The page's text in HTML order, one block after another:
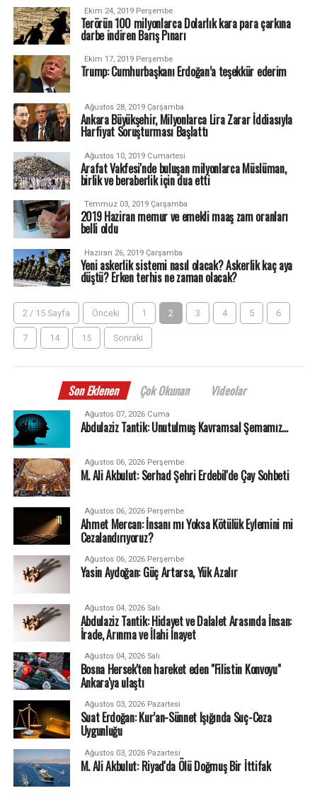
Ekim 24, 2019 Perşembe
Terörün 100 milyonlarca Dolarlık kara para çarkına
darbe indiren Barış Pınarı
Ekim 17, 2019 Perşembe
Trump: Cumhurbaşkanı Erdoğan’a teşekkür ederim
Ağustos 28, 2019 Çarşamba
Ankara Büyükşehir, Milyonlarca Lira Zarar İddiasıyla
Harfiyat Soruşturması Başlattı
Ağustos 10, 2019 Cumartesi
Arafat Vakfesi'nde buluşan milyonlarca Müslüman,
birlik ve beraberlik için dua etti
Temmuz 03, 2019 Çarşamba
2019 Haziran memur ve emekli maaş zam oranları
belli oldu
Haziran 26, 2019 Çarşamba
Yeni askerlik sistemi nasıl olacak? Askerlik kaç aya
düştü? Erken terhis ne zaman olacak?
2 / 15 Sayfa Önceki 1 2 3 4 5 6
7 14 15 Sonraki
Son Eklenen Çok Okunan Videolar
Ağustos 07, 2026 Cuma
Abdulaziz Tantik: Unutulmuş Kavramsal Şemamız…
Ağustos 06, 2026 Perşembe
M. Ali Akbulut: Serhad Şehri Erdebil'de Çay Sohbeti
Ağustos 06, 2026 Perşembe
Ahmet Mercan: İnsanı mı Yoksa Kötülük Eylemini mi
Cezalandırıyoruz?
Ağustos 06, 2026 Perşembe
Yasin Aydoğan: Güç Artarsa, Yük Azalır
Ağustos 04, 2026 Salı
Abdulaziz Tantik: Hidayet ve Dalalet Arasında İnsan:
İrade, Arınma ve İlahi İnayet
Ağustos 04, 2026 Salı
Bosna Hersek'ten hareket eden "Filistin Konvoyu"
Ankara'ya ulaştı
Ağustos 03, 2026 Pazartesi
Suat Erdoğan: Kur’an-Sünnet Işığında Suç-Ceza
Uygunluğu
Ağustos 03, 2026 Pazartesi
M. Ali Akbulut: Riyad'da Ölü Doğmuş Bir İttifak